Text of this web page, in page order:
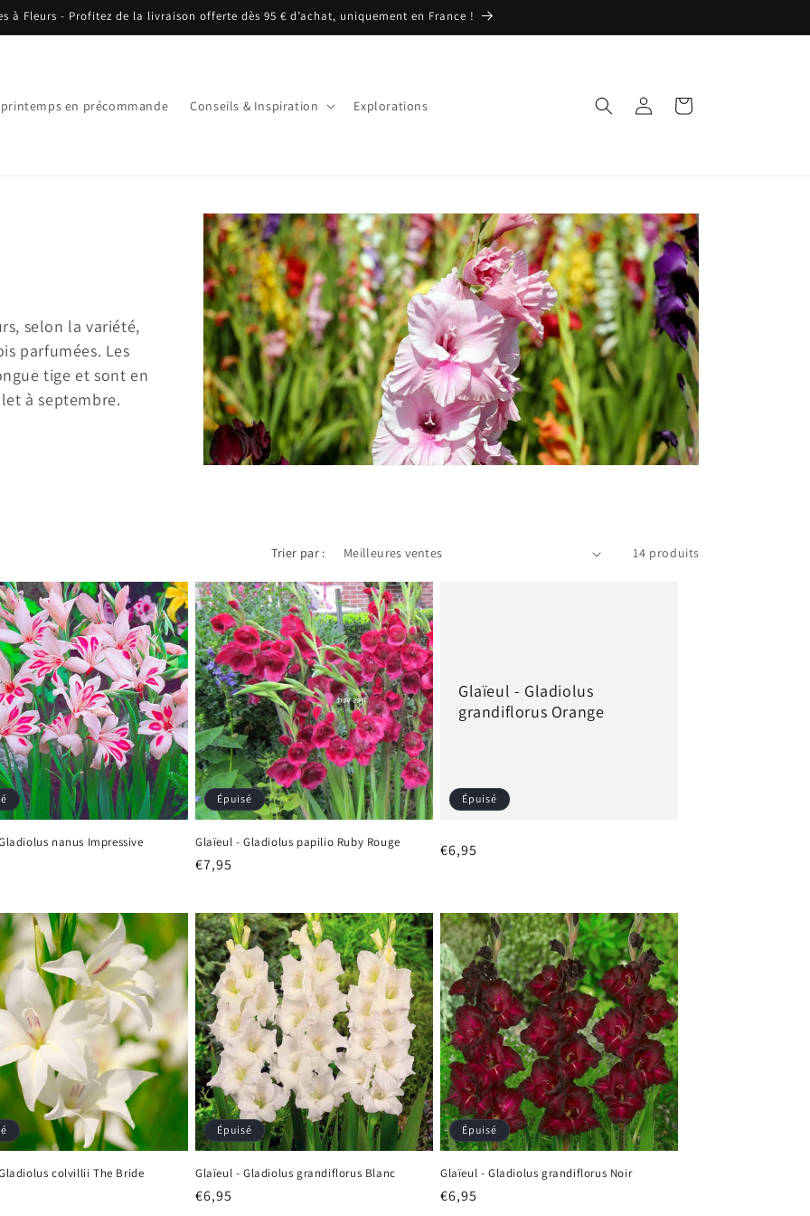
à Fleurs - Profitez de la livraison offerte dès 95 € d’achat, uniquement en France !
en précommande Conseils & Inspiration Explorations Connexion Panier
selon la variété,
parfumées. Les
tige et sont en
à septembre.
Trier par : 14 produits
nanus Impressive
Épuisé
Glaïeul - Gladiolus papilio Ruby Rouge
Prix
€7,95
Glaïeul - Gladiolus
grandiflorus Orange
Épuisé
Prix
€6,95
colvillii The Bride
Épuisé
Glaïeul - Gladiolus grandiflorus Blanc
Prix
€6,95
Épuisé
Glaïeul - Gladiolus grandiflorus Noir
Prix
€6,95